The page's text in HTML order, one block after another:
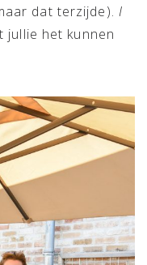
dat terzijde). I
jullie het kunnen